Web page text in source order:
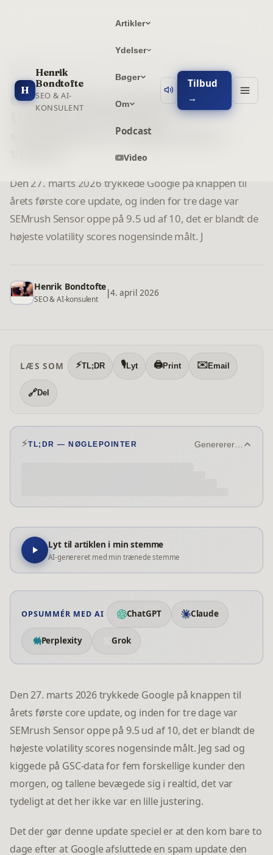
H
Henrik
Bondtofte
SEO & AI-
KONSULENT
Artikler
Ydelser
Bøger
Om
Podcast
Video
Tilbud
→
7min læsning
Google March 2026 Core
styrtdykker, original data
Den 27. marts 2026 trykkede Google på knappen til
årets første core update, og inden for tre dage var
SEMrush Sensor oppe på 9.5 ud af 10, det er blandt de
højeste volatility scores nogensinde målt. J
Henrik Bondtofte
SEO & AI-konsulent
|4. april 2026
LÆS SOM ⚡TL;DR 🎙️Lyt 🖨️Print ✉️Email
🔗Del
⚡TL;DR — NØGLEPOINTER Genererer…
Lyt til artiklen i min stemme
AI-genereret med min trænede stemme
OPSUMMÉR MED AI ChatGPT Claude
Perplexity Grok
Den 27. marts 2026 trykkede Google på knappen til
årets første core update, og inden for tre dage var
SEMrush Sensor oppe på 9.5 ud af 10, det er blandt de
højeste volatility scores nogensinde målt. Jeg sad og
kiggede på GSC-data for fem forskellige kunder den
morgen, og tallene bevægede sig i realtid, det var
tydeligt at det her ikke var en lille justering.
Det der gør denne update speciel er at den kom bare to
dage efter at Google afsluttede en spam update den